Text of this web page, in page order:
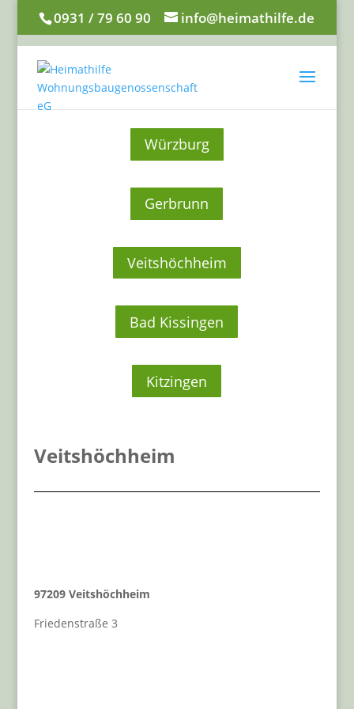
0931 / 79 60 90 info@heimathilfe.de
Würzburg
Gerbrunn
Veitshöchheim
Bad Kissingen
Kitzingen
Veitshöchheim
97209 Veitshöchheim
Friedenstraße 3